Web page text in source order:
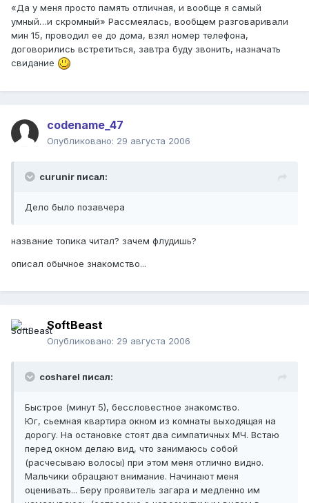
«Да у меня просто память отличная, и вообще я самый
умный…и скромный» Рассмеялась, вообщем разговаривали
мин 15, проводил ее до дома, взял номер телефона,
договорились встретиться, завтра буду звонить, назначать
свидание
codename_47
Опубликовано: 29 августа 2006
curunir писал:
Дело было позавчера
название топика читал? зачем флудишь?
описал обычное знакомство...
SoftBeast
Опубликовано: 29 августа 2006
cosharel писал:
Быстрое (минут 5), бессловестное знакомство.
Юг, сьемная квартира окном из комнаты выходящая на
дорогу. На остановке стоят два симпатичных МЧ. Встаю
перед окном делаю вид, что занимаюсь собой
(расчесываю волосы) при этом меня отлично видно.
Мальчики обращают внимание. Начинают меня
оценивать... Беру проявитель загара и медленно им